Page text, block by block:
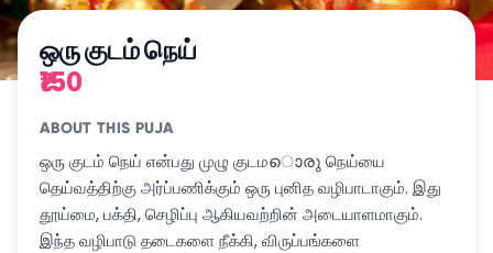
ஒரு குடம் நெய்
₹150
ABOUT THIS PUJA
ஒரு குடம் நெய் என்பது முழு குடமൊരു நெய்யை
தெய்வத்திற்கு அர்ப்பணிக்கும் ஒரு புனித வழிபாடாகும். இது
தூய்மை, பக்தி, செழிப்பு ஆகியவற்றின் அடையாளமாகும்.
இந்த வழிபாடு தடைகளை நீக்கி, விருப்பங்களை